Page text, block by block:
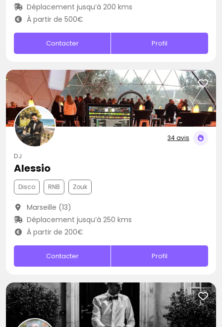
Déplacement jusqu’à 200 kms
À partir de 500€
Contacter Profil
34 avis
DJ
Alessio
Disco RNB Zouk
Marseille (13)
Déplacement jusqu’à 250 kms
À partir de 200€
Contacter Profil